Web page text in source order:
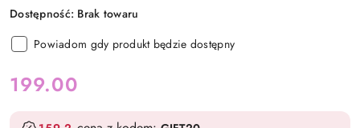
Dostępność: Brak towaru
Powiadom gdy produkt będzie dostępny
cena:
199.00